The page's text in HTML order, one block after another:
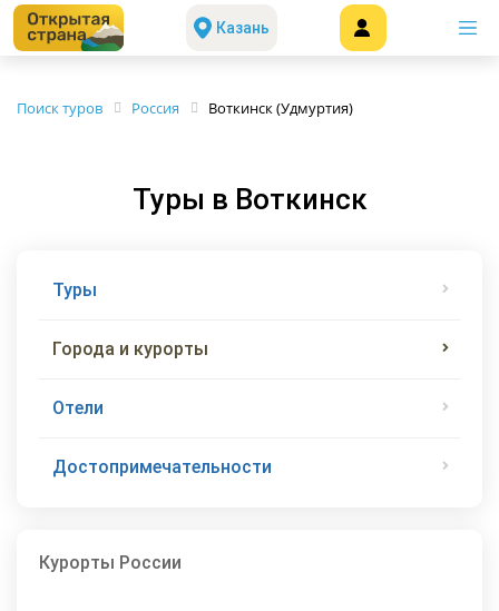
Казань
Поиск туров Россия Воткинск (Удмуртия)
Туры в Воткинск
Туры
Города и курорты
Отели
Достопримечательности
Курорты России